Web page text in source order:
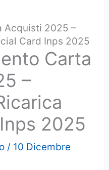
Acquisti 2025 –
Card Inps 2025
Carta
–
2025
/ 10 Dicembre